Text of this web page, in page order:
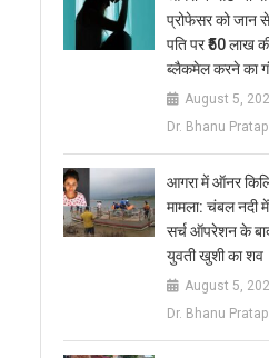
प्रोफेसर को जान
पति पर ₹50 लाख
ब्लैकमेल करने का
August 5,
Dr. Bhanu
आगरा में ऑनर
मामला: चंबल नदी
सर्च ऑपरेशन के बाद
युवती खुशी का शव
August 5,
Dr. Bhanu